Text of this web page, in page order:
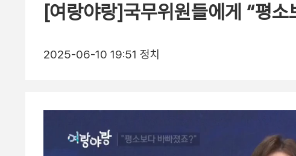
[여랑야랑]국무위원들에게 “평소
2025-06-10 19:51 정치